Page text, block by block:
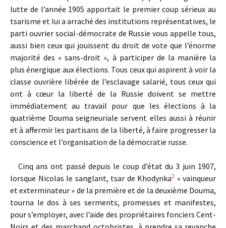
lutte de l’année 1905 apportait le premier coup sérieux au
tsarisme et lui a arraché des institutions représentatives, le
parti ouvrier social-démocrate de Russie vous appelle tous,
aussi bien ceux qui jouissent du droit de vote que l’énorme
majorité des « sans-droit », à participer de la manière la
plus énergique aux élections. Tous ceux qui aspirent à voir la
classe ouvrière libérée de l’esclavage salarié, tous ceux qui
ont à cœur la liberté de la Russie doivent se mettre
immédiatement au travail pour que les élections à la
quatrième Douma seigneuriale servent elles aussi à réunir
et à affermir les partisans de la liberté, à faire progresser la
conscience et l’organisation de la démocratie russe.
Cinq ans ont passé depuis le coup d’état du 3 juin 1907,
lorsque Nicolas le sanglant, tsar de Khodynka2 « vainqueur
et exterminateur » de la première et de la deuxième Douma,
tourna le dos à ses serments, promesses et manifestes,
pour s’employer, avec l’aide des propriétaires fonciers Cent-